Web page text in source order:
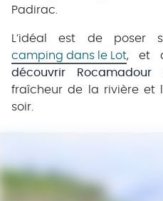
Padirac.
L’idéal est de poser
camping dans le Lot, et
découvrir Rocamadour
fraîcheur de la rivière et
soir.